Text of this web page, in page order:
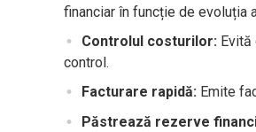
financiar în funcție de evoluția
Controlul costurilor: Evită
control.
Facturare rapidă: Emite
Păstrează rezerve